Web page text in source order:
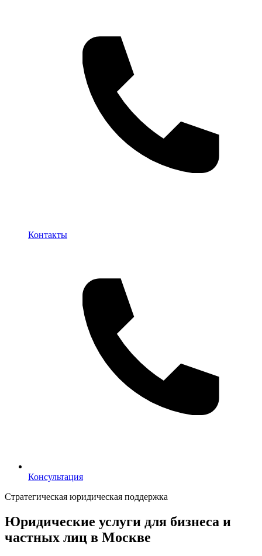
Контакты
Контакты
Консультация
Консультация
Стратегическая юридическая поддержка
Юридические услуги для бизнеса и
частных лиц в Москве